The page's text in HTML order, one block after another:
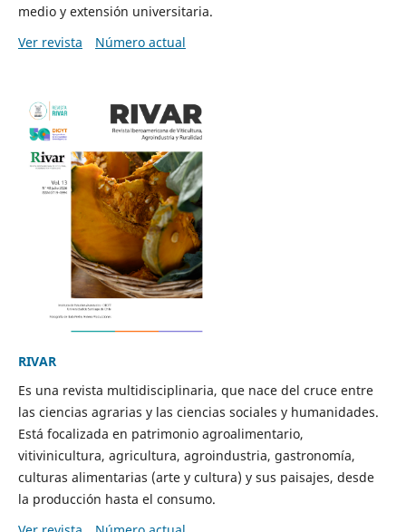
medio y extensión universitaria.
Ver revista
Número actual
RIVAR
Es una revista multidisciplinaria, que nace del cruce entre
las ciencias agrarias y las ciencias sociales y humanidades.
Está focalizada en patrimonio agroalimentario,
vitivinicultura, agricultura, agroindustria, gastronomía,
culturas alimentarias (arte y cultura) y sus paisajes, desde
la producción hasta el consumo.